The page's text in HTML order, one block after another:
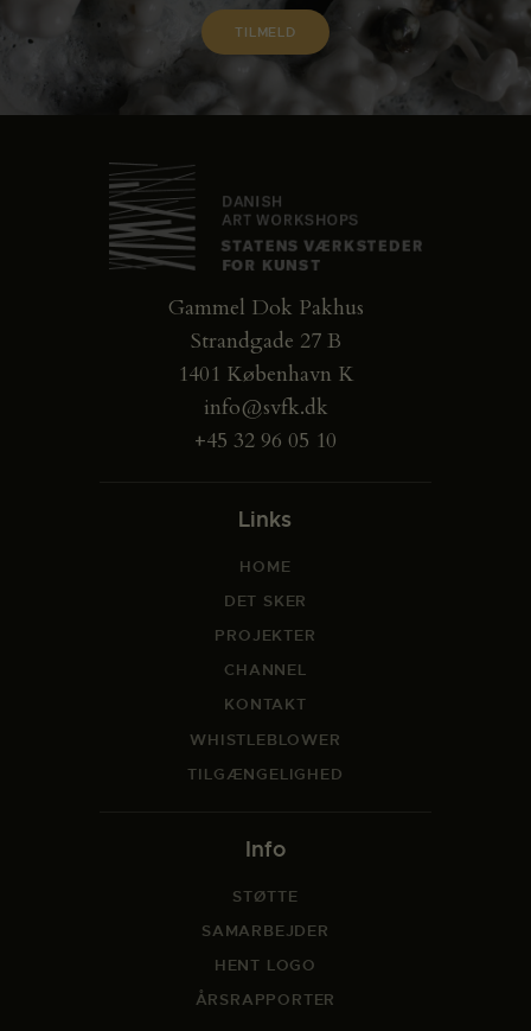
Gammel Dok Pakhus
Strandgade 27 B
1401 København K
info@svfk.dk
+45 32 96 05 10
Links
HOME
DET SKER
PROJEKTER
CHANNEL
KONTAKT
WHISTLEBLOWER
TILGÆNGELIGHED
Info
STØTTE
SAMARBEJDER
HENT LOGO
ÅRSRAPPORTER